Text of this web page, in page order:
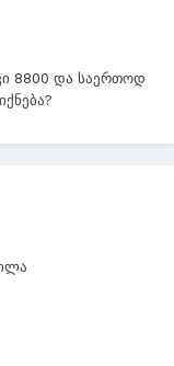
8800 და საერთოდ